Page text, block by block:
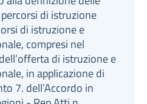
di istruzione
di istruzione e
compresi nel
di istruzione e
in applicazione di
7. dell’Accordo in